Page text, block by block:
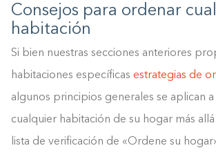
Consejos para ordenar
habitación
Si bien nuestras secciones anteriores
habitaciones específicas estrategias de
algunos principios generales se aplican
cualquier habitación de su hogar más
lista de verificación de «Ordene su